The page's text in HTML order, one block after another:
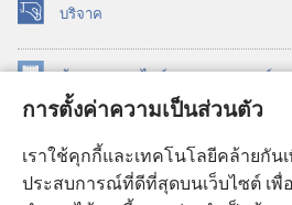
การตั้งค่าความเป็นส่วนตัว
เราใช้คุกกี้และเทคโนโลยีคล้ายกั
ประสบการณ์ที่ดีที่สุดบนเว็บไซต์ เพื่
บริจาค
(เปิด
หน้าต่าง
ใหม่) ห้องสมุดออนไลน์ของวอชเทาเวอร์
หน้าต่าง
®
หน้าต่าง
ใหม่) JW Library®